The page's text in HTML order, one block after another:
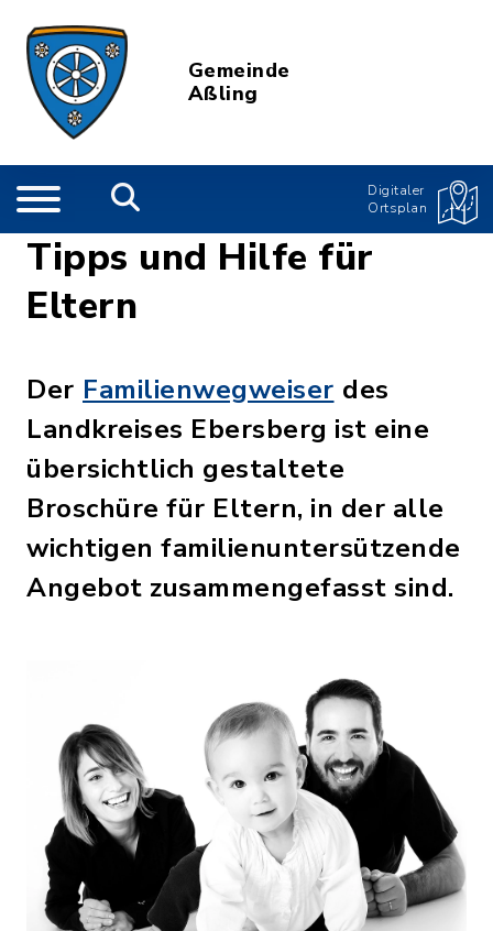
Gemeinde
Aßling
Digitaler
Ortsplan
Tipps und Hilfe für
Eltern
Der Familienwegweiser des
Landkreises Ebersberg ist eine
übersichtlich gestaltete
Broschüre für Eltern, in der alle
wichtigen familienuntersützende
Angebot zusammengefasst sind.